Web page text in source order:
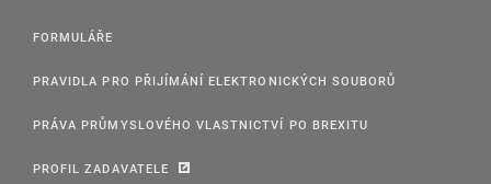
FORMULÁŘE
PRAVIDLA PRO PŘIJÍMÁNÍ ELEKTRONICKÝCH SOUBORŮ
PRÁVA PRŮMYSLOVÉHO VLASTNICTVÍ PO BREXITU
PROFIL ZADAVATELE